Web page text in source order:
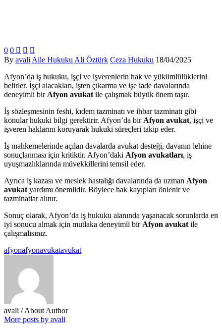
0 0   
By avali Aile Hukuku Ali Öztürk Ceza Hukuku 18/04/2025
Afyon’da iş hukuku, işçi ve işverenlerin hak ve yükümlülüklerini
belirler. İşçi alacakları, işten çıkarma ve işe iade davalarında
deneyimli bir Afyon avukat ile çalışmak büyük önem taşır.
İş sözleşmesinin feshi, kıdem tazminatı ve ihbar tazminatı gibi
konular hukuki bilgi gerektirir. Afyon’da bir Afyon avukat, işçi ve
işveren haklarını koruyarak hukuki süreçleri takip eder.
İş mahkemelerinde açılan davalarda avukat desteği, davanın lehine
sonuçlanması için kritiktir. Afyon’daki Afyon avukatları, iş
uyuşmazlıklarında müvekkillerini temsil eder.
Ayrıca iş kazası ve meslek hastalığı davalarında da uzman Afyon
avukat yardımı önemlidir. Böylece hak kayıpları önlenir ve
tazminatlar alınır.
Sonuç olarak, Afyon’da iş hukuku alanında yaşanacak sorunlarda en
iyi sonucu almak için mutlaka deneyimli bir Afyon avukat ile
çalışmalısınız.
afyonafyonavukatavukat
avali / About Author
More posts by avali